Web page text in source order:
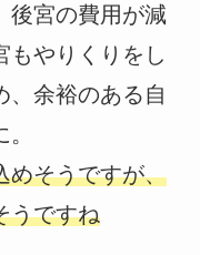
後宮の費用が減
もやりくりをし
、余裕のある自
めそうですが、
うですね